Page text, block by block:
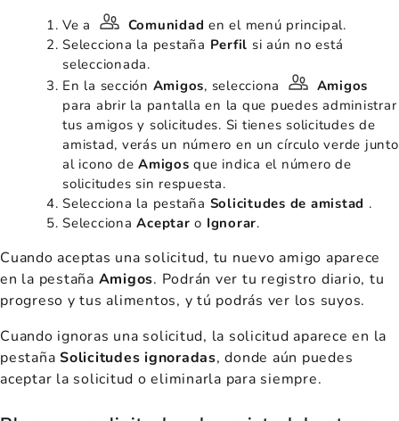
Ve a Comunidad en el menú principal.
Selecciona la pestaña Perfil si aún no está
seleccionada.
En la sección Amigos, selecciona
Amigos
para abrir la pantalla en la que puedes administrar
tus amigos y solicitudes. Si tienes solicitudes de
amistad, verás un número en un círculo verde junto
al icono de Amigos que indica el número de
solicitudes sin respuesta.
Selecciona la pestaña Solicitudes de amistad .
SeleccionaAceptar o Ignorar.
Cuando aceptas una solicitud, tu nuevo amigo aparece
en la pestaña Amigos. Podrán ver tu registro diario, tu
progreso y tus alimentos, y tú podrás ver los suyos.
Cuando ignoras una solicitud, la solicitud aparece en la
pestaña Solicitudes ignoradas, donde aún puedes
aceptar la solicitud o eliminarla para siempre.